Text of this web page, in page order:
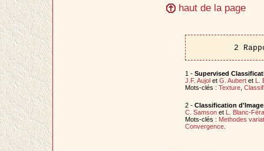
haut de la page
2
1 - Supervised
J.F. Aujolet G. Aubertet L.
Mots-clés : Texture,
2 - Classification
C. Samsonet L. Blanc-
Mots-clés : Methodes
Convergence.